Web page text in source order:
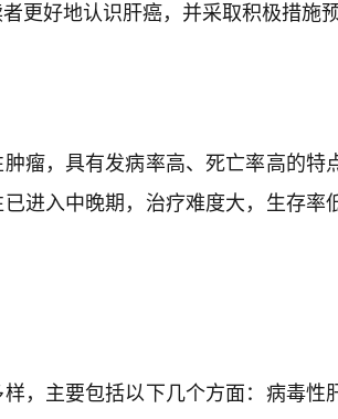
更好地认识肝癌，并采取积极措施预
瘤，具有发病率高、死亡率高的特
进入中晚期，治疗难度大，生存率
，主要包括以下几个方面：病毒性